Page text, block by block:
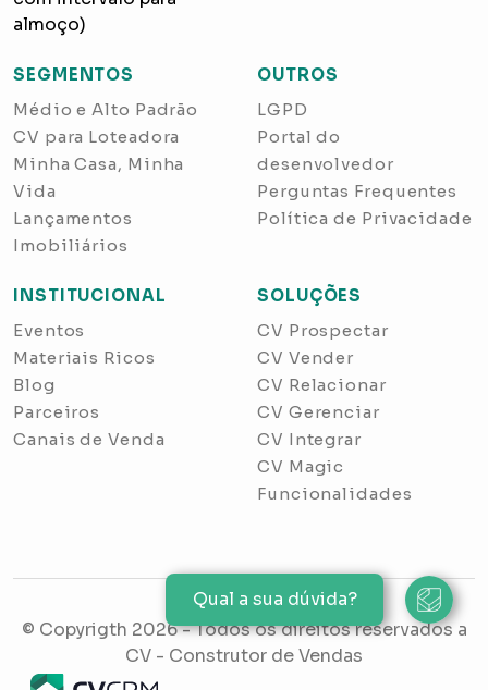
SEGMENTOS
Médio e Alto Padrão
CV para Loteadora
Minha Casa, Minha
Vida
Lançamentos
Imobiliários
OUTROS
LGPD
Portal do
desenvolvedor
Perguntas Frequentes
Política de Privacidade
INSTITUCIONAL
Eventos
Materiais Ricos
Blog
Parceiros
Canais de Venda
SOLUÇÕES
CV Prospectar
CV Vender
CV Relacionar
CV Gerenciar
CV Integrar
CV Magic
Funcionalidades
almoço)
© Copyrigth 2026- Todos os direitos reservados a
CV - Construtor de Vendas
Qual a sua dúvida?